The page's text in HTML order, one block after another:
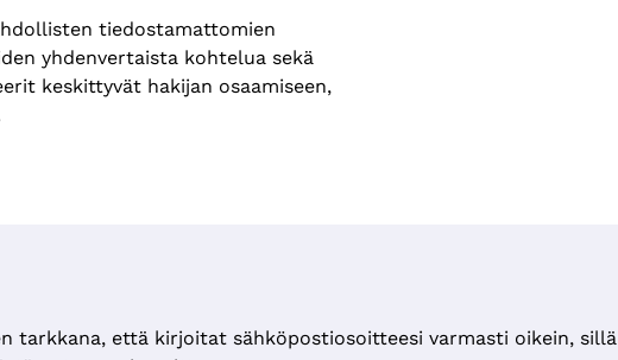
tiedostamattomien
yhdenvertaista kohtelua sekä
keskittyvät hakijan osaamiseen,
tarkkana, että kirjoitat sähköpostiosoitteesi varmasti oikein, sillä